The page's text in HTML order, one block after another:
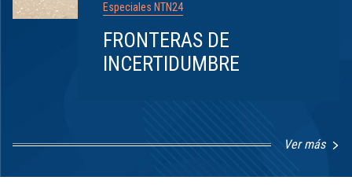
Especiales NTN24
FRONTERAS DE
INCERTIDUMBRE
Ver más
1